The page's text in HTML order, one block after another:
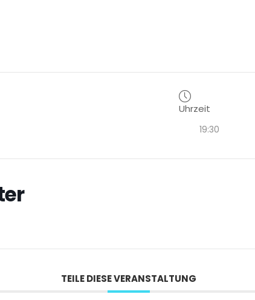
Uhrzeit
19:30
TEILE DIESE VERANSTALTUNG